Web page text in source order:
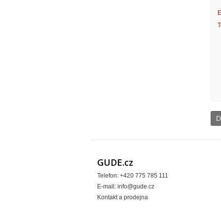
GUDE.cz
Telefon: +420 775 785 111
E-mail: info@gude.cz
Kontakt a prodejna